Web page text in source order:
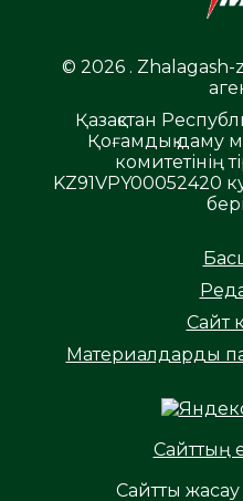
© 2026 . Zhalagash-
Қазақстан
Қоғамдық даму
комитетінің
KZ91VPY00052420
Сайт
Материалдарды
Сайттың
Сайтты жасау